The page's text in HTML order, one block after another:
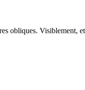
obliques. Visiblement,